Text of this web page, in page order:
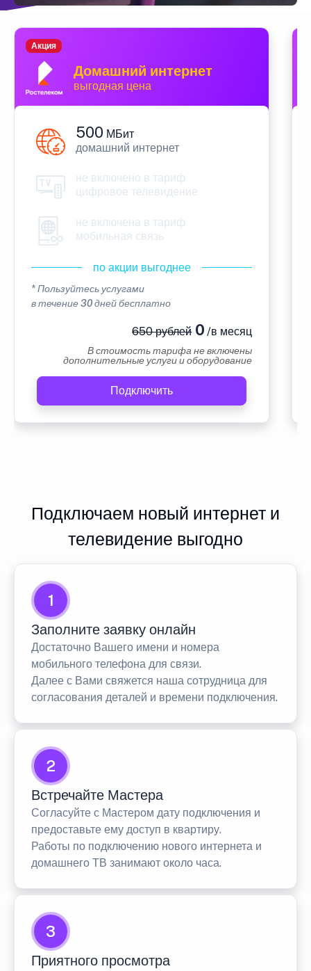
Домашний интернет
выгодная цена
Акция
500 МБит
домашний интернет
не включено в тариф
цифровое телевидение
не включена в тариф
мобильная связь
по акции выгоднее
* Пользуйтесь услугами
в течение 30 дней бесплатно
650 рублей0 /в месяц
В стоимость тарифа не включены
дополнительные услуги и оборудование
Подключить
Подключаем новый интернет и
телевидение выгодно
1
Заполните заявку онлайн
Достаточно Вашего имени и номера
мобильного телефона для связи.
Далее с Вами свяжется наша сотрудница для
согласования деталей и времени подключения.
2
Встречайте Мастера
Согласуйте с Мастером дату подключения и
предоставьте ему доступ в квартиру.
Работы по подключению нового интернета и
домашнего ТВ занимают около часа.
3
Приятного просмотра